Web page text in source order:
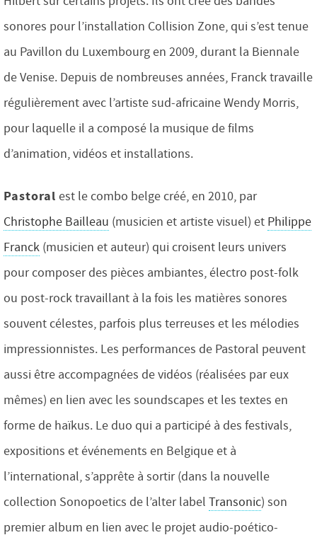
sonores pour l’installation Collision Zone, qui s’est tenue
au Pavillon du Luxembourg en 2009, durant la Biennale
de Venise. Depuis de nombreuses années, Franck travaille
régulièrement avec l’artiste sud-africaine Wendy Morris,
pour laquelle il a composé la musique de films
d’animation, vidéos et installations.
Pastoral est le combo belge créé, en 2010, par
Christophe Bailleau (musicien et artiste visuel) et Philippe
Franck (musicien et auteur) qui croisent leurs univers
pour composer des pièces ambiantes, électro post-folk
ou post-rock travaillant à la fois les matières sonores
souvent célestes, parfois plus terreuses et les mélodies
impressionnistes. Les performances de Pastoral peuvent
aussi être accompagnées de vidéos (réalisées par eux
mêmes) en lien avec les soundscapes et les textes en
forme de haïkus. Le duo qui a participé à des festivals,
expositions et événements en Belgique et à
l’international, s’apprête à sortir (dans la nouvelle
collection Sonopoetics de l’alter label Transonic) son
premier album en lien avec le projet audio-poético-